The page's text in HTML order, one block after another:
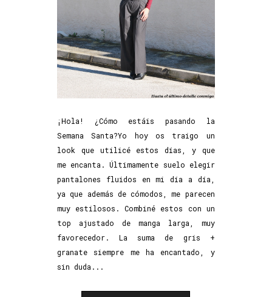
¡Hola! ¿Cómo estáis pasando la
Semana Santa?Yo hoy os traigo un
look que utilicé estos días, y que
me encanta. Últimamente suelo elegir
pantalones fluidos en mi día a día,
ya que además de cómodos, me parecen
muy estilosos. Combiné estos con un
top ajustado de manga larga, muy
favorecedor. La suma de gris +
granate siempre me ha encantado, y
sin duda...